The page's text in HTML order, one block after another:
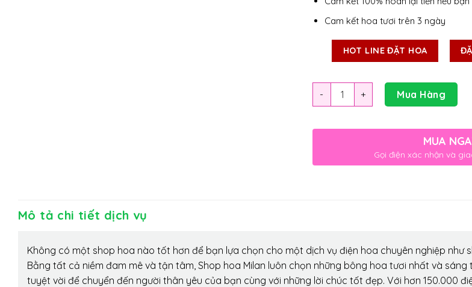
Cam kết hoa tươi trên 3 ngày
HOT LINE ĐẶT HOA
Số lượng Mua Hàng
MUA
Gọi điện xác nhận và
Mô tả chi tiết dịch vụ
Không có một shop hoa nào tốt hơn để bạn lựa chọn cho một dịch vụ điện hoa chuyên nghiệp như
Bằng tất cả niềm đam mê và tận tâm, Shop hoa Milan luôn chọn những bông hoa tươi nhất và sáng
tuyệt vời để chuyển đến người thân yêu của bạn cùng với những lời chúc tốt đẹp. Với hơn 150.000